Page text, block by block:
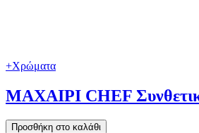
+Χρώματα
ΜΑΧΑΙΡΙ CHEF